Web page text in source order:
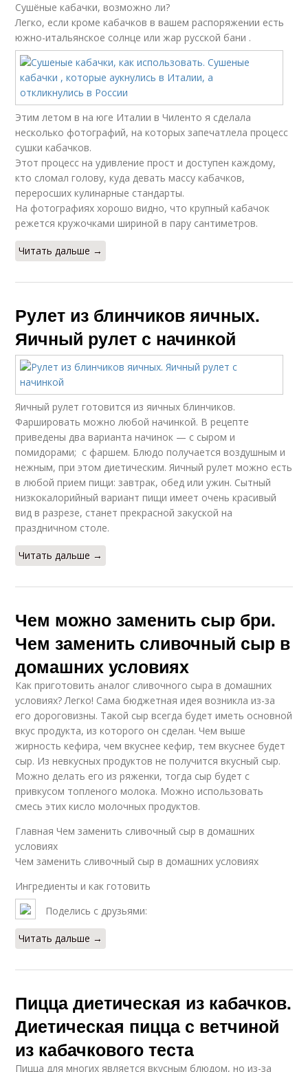
Сушёные кабачки, возможно ли?
Легко, если кроме кабачков в вашем распоряжении есть
южно-итальянское солнце или жар русской бани .
Этим летом в на юге Италии в Чиленто я сделала
несколько фотографий, на которых запечатлела процесс
сушки кабачков.
Этот процесс на удивление прост и доступен каждому,
кто сломал голову, куда девать массу кабачков,
переросших кулинарные стандарты.
На фотографиях хорошо видно, что крупный кабачок
режется кружочками шириной в пару сантиметров.
Читать дальше →
Рулет из блинчиков яичных.
Яичный рулет с начинкой
Яичный рулет готовится из яичных блинчиков.
Фаршировать можно любой начинкой. В рецепте
приведены два варианта начинок — с сыром и
помидорами; с фаршем. Блюдо получается воздушным и
нежным, при этом диетическим. Яичный рулет можно есть
в любой прием пищи: завтрак, обед или ужин. Сытный
низкокалорийный вариант пищи имеет очень красивый
вид в разрезе, станет прекрасной закуской на
праздничном столе.
Читать дальше →
Чем можно заменить сыр бри.
Чем заменить сливочный сыр в
домашних условиях
Как приготовить аналог сливочного сыра в домашних
условиях? Легко! Сама бюджетная идея возникла из-за
его дороговизны. Такой сыр всегда будет иметь основной
вкус продукта, из которого он сделан. Чем выше
жирность кефира, чем вкуснее кефир, тем вкуснее будет
сыр. Из невкусных продуктов не получится вкусный сыр.
Можно делать его из ряженки, тогда сыр будет с
привкусом топленого молока. Можно использовать
смесь этих кисло молочных продуктов.
Главная Чем заменить сливочный сыр в домашних
условиях
Чем заменить сливочный сыр в домашних условиях
Ингредиенты и как готовить
Поделись с друзьями:
Читать дальше →
Пицца диетическая из кабачков.
Диетическая пицца с ветчиной
из кабачкового теста
Пицца для многих является вкусным блюдом, но из-за